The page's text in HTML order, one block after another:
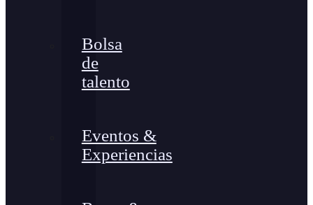
Bolsa
de
talento
Eventos &
Experiencias